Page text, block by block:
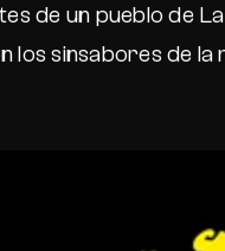
de un pueblo de
los sinsabores de la